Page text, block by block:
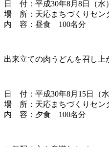
日 付：平成30年8月8日（水）
場 所：天応まちづくりセン
内 容：昼食 100名分
出来立ての肉うどんを召し上
日 付：平成30年8月15日（水
場 所：天応まちづくりセン
内 容：夕食 100名分